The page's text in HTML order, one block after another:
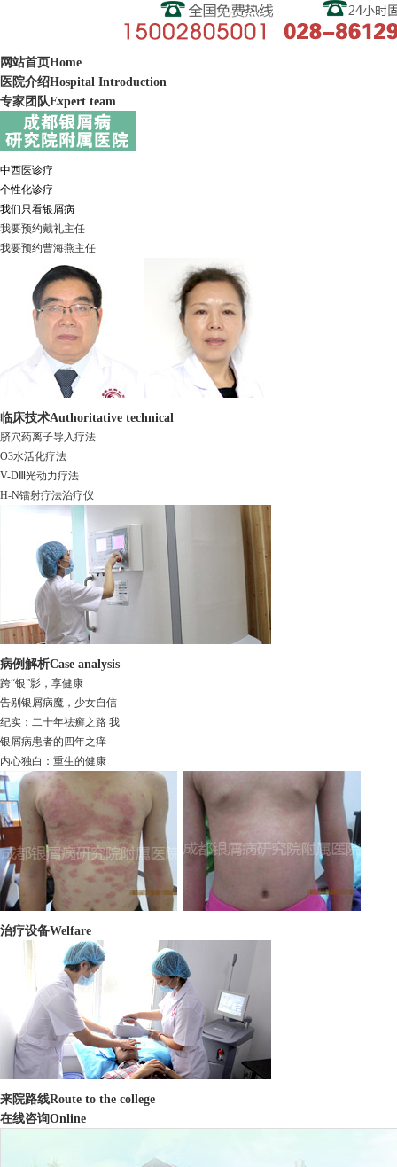
网站首页Home
医院介绍Hospital Introduction
专家团队Expert team
中西医诊疗
个性化诊疗
我们只看银屑病
我要预约戴礼主任
我要预约曹海燕主任
临床技术Authoritative technical
脐穴药离子导入疗法
O3水活化疗法
V-DⅢ光动力疗法
H-N镭射疗法治疗仪
病例解析Case analysis
跨“银”影，享健康
告别银屑病魔，少女自信
纪实：二十年祛癣之路 我
银屑病患者的四年之痒
内心独白：重生的健康
治疗设备Welfare
来院路线Route to the college
在线咨询Online